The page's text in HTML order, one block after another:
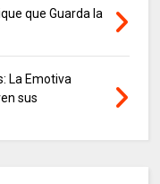
que Guarda la
La Emotiva
sus